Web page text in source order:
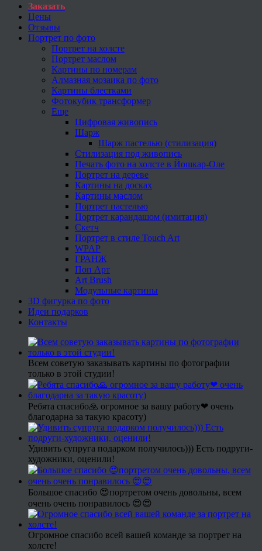
Заказать
Цены
Отзывы
Портрет по фото
Портрет на холсте
Портрет маслом
Картины по номерам
Алмазная мозаика по фото
Картины блестками
Фотокубик трансформер
Еще
Цифровая живопись
Шарж
Шарж пастелью (стилизация)
Стилизация под живопись
Печать фото на холсте в Йошкар-Оле
Портрет на дереве
Картины на досках
Картины маслом
Портрет пастелью
Портрет карандашом (имитация)
Скетч
Портрет в стиле Touch Art
WPAP
ГРАНЖ
Поп Арт
Art Brush
Модульные картины
3D фигурка по фото
Идеи подарков
Контакты
Всем советую заказывать картины по фотографии
только в этой студии!
Ребята спасибо🙏 огромное за вашу работу❤ очень
благодарна за такую красоту)
Удивить супруга подарком получилось))) Есть подруги-
художники, оценили!
Большое спасибо 😍портретом очень довольны, всем
очень очень понравилось 😍😍
Огромное спасибо всей вашей команде за портрет на
холсте!